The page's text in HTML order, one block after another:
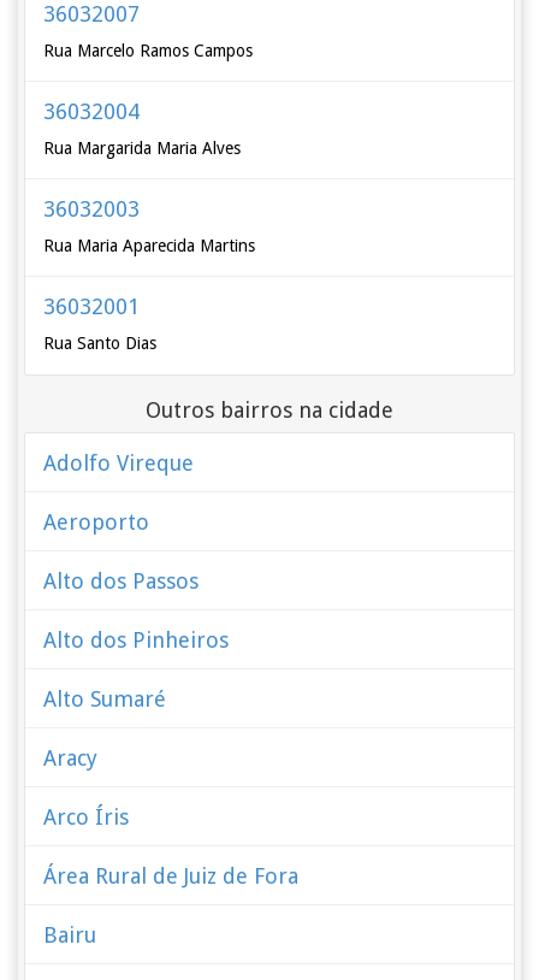
36032007
Rua Marcelo Ramos Campos
36032004
Rua Margarida Maria Alves
36032003
Rua Maria Aparecida Martins
36032001
Rua Santo Dias
Outros bairros na cidade
Adolfo Vireque
Aeroporto
Alto dos Passos
Alto dos Pinheiros
Alto Sumaré
Aracy
Arco Íris
Área Rural de Juiz de Fora
Bairu